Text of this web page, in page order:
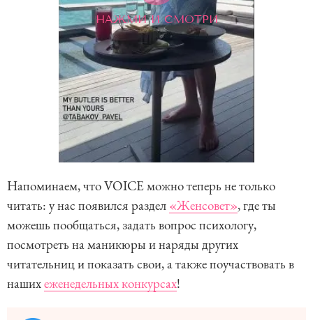
НАЖМИ И СМОТРИ
Напоминаем, что VOICE можно теперь не только
читать: у нас появился раздел «Женсовет», где ты
можешь пообщаться, задать вопрос психологу,
посмотреть на маникюры и наряды других
читательниц и показать свои, а также поучаствовать в
нашихеженедельных конкурсах!